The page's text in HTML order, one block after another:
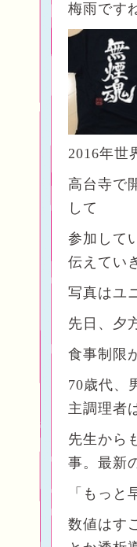
梅雨です
2016年世
高台寺で
して
参加して
伝えてい
写真はユ
先日、夕
食事制限
70歳代、
主調理者
先生から
事。最新
「もっ
数値はす